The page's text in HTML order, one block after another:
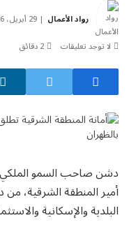
رواد الأعمال 29 أبريل، 2026
لا توجد تعليقات
2 دقائق
دشن صاحب السمو الملكي
أمير المنطقة الشرقية، من
البلدية والإسكانية